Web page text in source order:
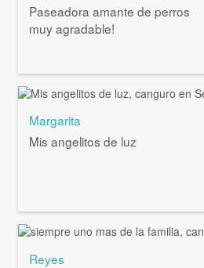
Paseadora amante de perros
muy agradable!
Margarita
Mis angelitos de luz
Reyes